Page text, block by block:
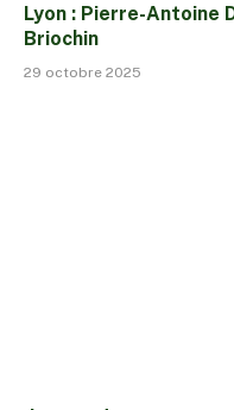
Lyon : Pierre-Antoine
Briochin
29 octobre 2025